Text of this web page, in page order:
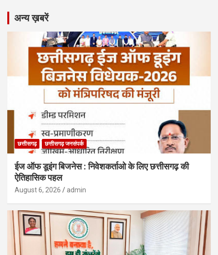
अन्य ख़बरें
छत्तीसगढ़ छत्तीसगढ़ जनसंपर्क
ईज ऑफ डूइंग बिजनेस : निवेशकर्ताओ के लिए छत्तीसगढ़ की
ऐतिहासिक पहल
August 6, 2026 admin